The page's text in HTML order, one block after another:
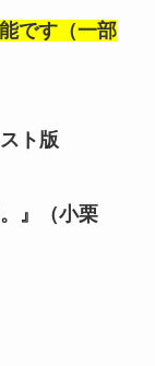
です（一部
ト版
』（小栗